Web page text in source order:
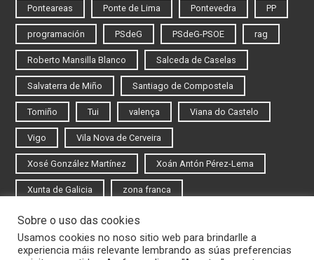
Ponteareas Ponte de Lima Pontevedra PP
programación PSdeG PSdeG-PSOE rag
Roberto Mansilla Blanco Salceda de Caselas
Salvaterra de Miño Santiago de Compostela
Tomiño Tui valença Viana do Castelo
Vigo Vila Nova de Cerveira
Xosé González Martínez Xoán Antón Pérez-Lema
Xunta de Galicia zona franca
Iniciar sesión
Rexistrarse
Sobre o uso das cookies
Usamos cookies no noso sitio web para brindarlle a
experiencia máis relevante lembrando as súas preferencias